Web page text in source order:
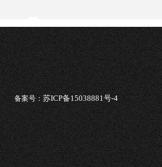
备案号：苏ICP备15038881号-4